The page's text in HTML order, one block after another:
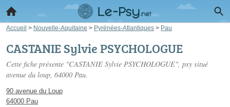
Accueil > Nouvelle-Aquitaine > Pyrénées-Atlantiques > Pau
CASTANIE Sylvie PSYCHOLOGUE
Cette fiche présente "CASTANIE Sylvie PSYCHOLOGUE", psy situé
avenue du loup, 64000 Pau.
90 avenue du Loup
64000 Pau